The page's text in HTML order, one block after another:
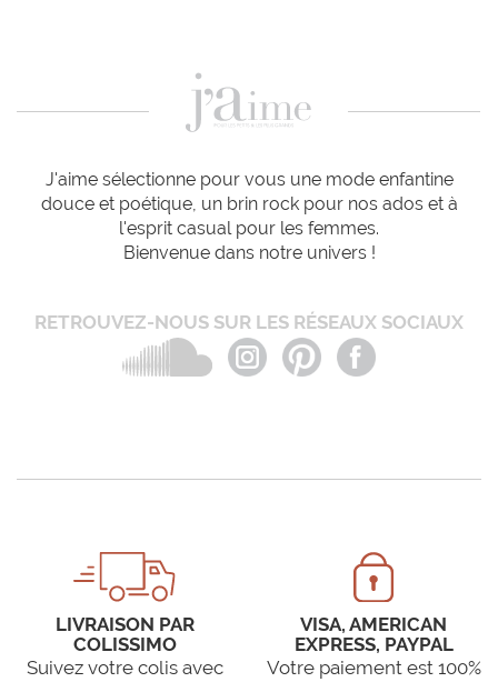
J'aime sélectionne pour vous une mode enfantine
douce et poétique, un brin rock pour nos ados et à
l'esprit casual pour les femmes.
Bienvenue dans notre univers !
RETROUVEZ-NOUS SUR LES RÉSEAUX SOCIAUX
LIVRAISON PAR
COLISSIMO
Suivez votre colis avec
VISA, AMERICAN
EXPRESS, PAYPAL
Votre paiement est 100%